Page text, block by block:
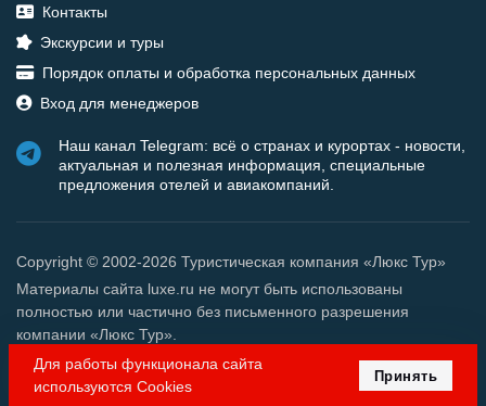
Контакты
Экскурсии и туры
Порядок оплаты и обработка персональных данных
Вход для менеджеров
Наш канал Telegram: всё о странах и курортах - новости,
актуальная и полезная информация, специальные
предложения отелей и авиакомпаний.
Copyright © 2002-2026 Туристическая компания «Люкс Тур»
Материалы сайта luxe.ru не могут быть использованы
полностью или частично без письменного разрешения
компании «Люкс Тур».
Для работы функционала сайта
используются Cookies
Принять